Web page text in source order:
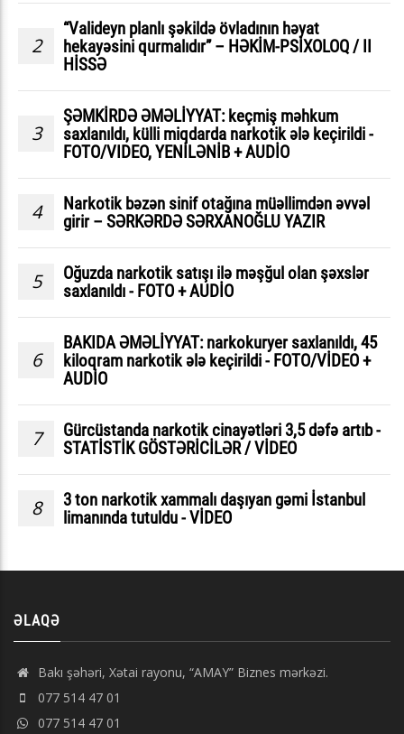
2
“Valideyn planlı şəkildə övladının həyat
hekayəsini qurmalıdır” – HƏKİM-PSİXOLOQ / II
HİSSƏ
3
ŞƏMKİRDƏ ƏMƏLİYYAT: keçmiş məhkum
saxlanıldı, külli miqdarda narkotik ələ keçirildi -
FOTO/VIDEO, YENİLƏNİB + AUDİO
4
Narkotik bəzən sinif otağına müəllimdən əvvəl
girir – SƏRKƏRDƏ SƏRXANOĞLU YAZIR
5
Oğuzda narkotik satışı ilə məşğul olan şəxslər
saxlanıldı - FOTO + AUDİO
6
BAKIDA ƏMƏLİYYAT: narkokuryer saxlanıldı, 45
kiloqram narkotik ələ keçirildi - FOTO/VİDEO +
AUDİO
7
Gürcüstanda narkotik cinayətləri 3,5 dəfə artıb -
STATİSTİK GÖSTƏRİCİLƏR / VİDEO
8
3 ton narkotik xammalı daşıyan gəmi İstanbul
limanında tutuldu - VİDEO
ƏLAQƏ
Bakı şəhəri, Xətai rayonu, “AMAY” Biznes mərkəzi.
077 514 47 01
077 514 47 01